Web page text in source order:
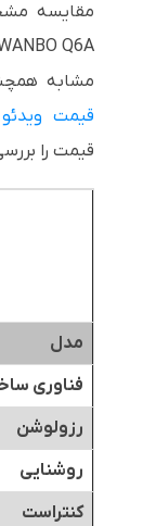
مقایسه
مشابه
قیمت ویدئو
قیمت را
مدل
فناوری
رزولوشن
روشنایی
کنتراست